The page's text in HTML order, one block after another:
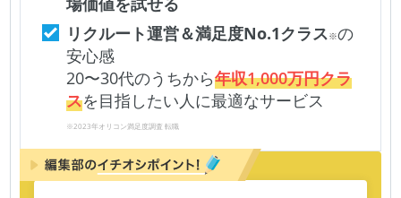
リクルート運営＆満足度No.1クラス※の
安心感
20〜30代のうちから年収1,000万円クラ
スを目指したい人に最適なサービス
※2023年オリコン満足度調査 転職